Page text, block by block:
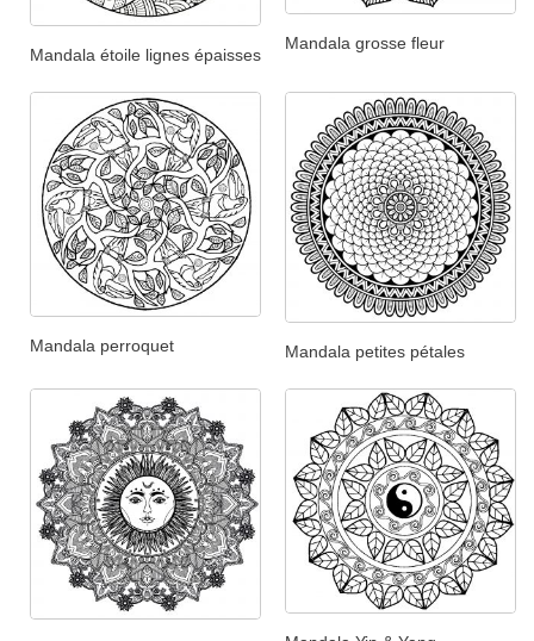
Mandala étoile lignes épaisses
Mandala grosse fleur
Mandala perroquet Mandala petites pétales